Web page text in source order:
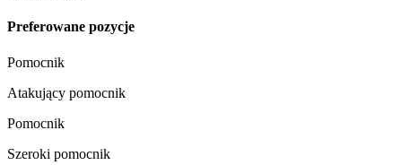
Preferowane pozycje
Pomocnik
Atakujący pomocnik
Pomocnik
Szeroki pomocnik